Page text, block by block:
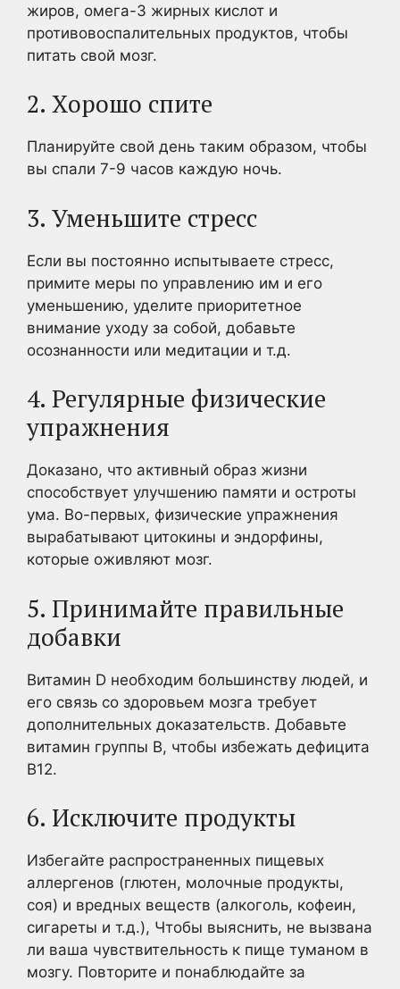
жиров, омега-3 жирных кислот и
противовоспалительных продуктов, чтобы
питать свой мозг.
2. Хорошо спите
Планируйте свой день таким образом, чтобы
вы спали 7-9 часов каждую ночь.
3. Уменьшите стресс
Если вы постоянно испытываете стресс,
примите меры по управлению им и его
уменьшению, уделите приоритетное
внимание уходу за собой, добавьте
осознанности или медитации и т.д.
4. Регулярные физические
упражнения
Доказано, что активный образ жизни
способствует улучшению памяти и остроты
ума. Во-первых, физические упражнения
вырабатывают цитокины и эндорфины,
которые оживляют мозг.
5. Принимайте правильные
добавки
Витамин D необходим большинству людей, и
его связь со здоровьем мозга требует
дополнительных доказательств. Добавьте
витамин группы В, чтобы избежать дефицита
В12.
6. Исключите продукты
Избегайте распространенных пищевых
аллергенов (глютен, молочные продукты,
соя) и вредных веществ (алкоголь, кофеин,
сигареты и т.д.), Чтобы выяснить, не вызвана
ли ваша чувствительность к пище туманом в
мозгу. Повторите и понаблюдайте за